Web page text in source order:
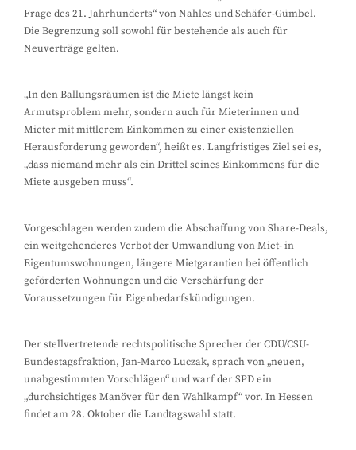
Frage des 21. Jahrhunderts“ von Nahles und Schäfer-Gümbel.
Die Begrenzung soll sowohl für bestehende als auch für
Neuverträge gelten.
„In den Ballungsräumen ist die Miete längst kein
Armutsproblem mehr, sondern auch für Mieterinnen und
Mieter mit mittlerem Einkommen zu einer existenziellen
Herausforderung geworden“, heißt es. Langfristiges Ziel sei es,
„dass niemand mehr als ein Drittel seines Einkommens für die
Miete ausgeben muss“.
Vorgeschlagen werden zudem die Abschaffung von Share-Deals,
ein weitgehenderes Verbot der Umwandlung von Miet- in
Eigentumswohnungen, längere Mietgarantien bei öffentlich
geförderten Wohnungen und die Verschärfung der
Voraussetzungen für Eigenbedarfskündigungen.
Der stellvertretende rechtspolitische Sprecher der CDU/CSU-
Bundestagsfraktion, Jan-Marco Luczak, sprach von „neuen,
unabgestimmten Vorschlägen“ und warf der SPD ein
„durchsichtiges Manöver für den Wahlkampf“ vor. In Hessen
findet am 28. Oktober die Landtagswahl statt.